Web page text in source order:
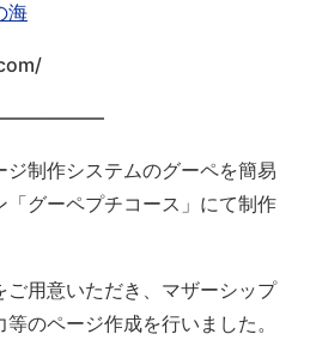
海
制作システムのグーペを簡易
「グーペプチコース」にて制作
用意いただき、マザーシップ
のページ作成を行いました。